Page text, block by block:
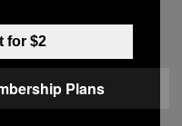
και ήμουν
πως ήμουν
χόρτο, πράγμα
for $2
Plans